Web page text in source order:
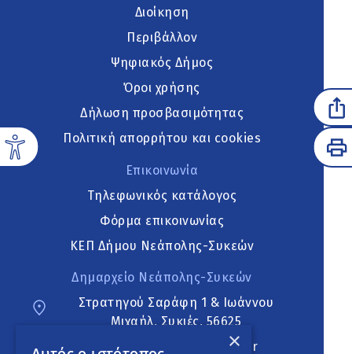
Διοίκηση
Περιβάλλον
Ψηφιακός Δήμος
Όροι χρήσης
Δήλωση προσβασιμότητας
Πολιτική απορρήτου και cookies
Επικοινωνία
Τηλεφωνικός κατάλογος
Φόρμα επικοινωνίας
ΚΕΠ Δήμου Νεάπολης-Συκεών
Δημαρχείο Νεάπολης-Συκεών
Στρατηγού Σαράφη 1 & Ιωάννου
Μιχαήλ, Συκιές, 56625
neapoli.sykies@ddt.gov.gr
×